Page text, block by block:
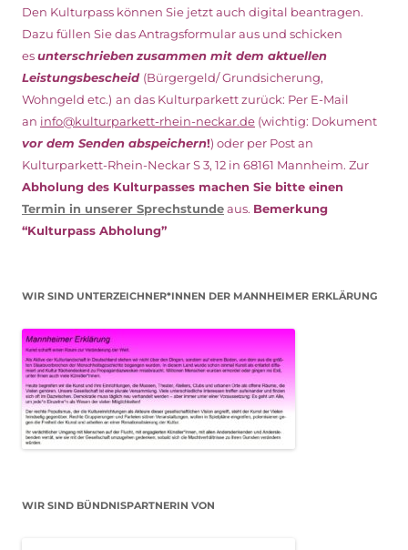
Den Kulturpass können Sie jetzt auch digital beantragen.
Dazu füllen Sie das Antragsformular aus und schicken
esunterschriebenzusammen mit dem aktuellen
Leistungsbescheid (Bürgergeld/ Grundsicherung,
Wohngeld etc.) an das Kulturparkett zurück: Per E-Mail
an info@kulturparkett-rhein-neckar.de (wichtig: Dokument
vor dem Senden abspeichern!) oder per Post an
Kulturparkett-Rhein-Neckar S 3, 12 in 68161 Mannheim. Zur
Abholung des Kulturpasses machen Sie bitte einen
Termin in unserer Sprechstundeaus. Bemerkung
“Kulturpass Abholung”
WIR SIND UNTERZEICHNER*INNEN DER MANNHEIMER ERKLÄRUNG
WIR SIND BÜNDNISPARTNERIN VON